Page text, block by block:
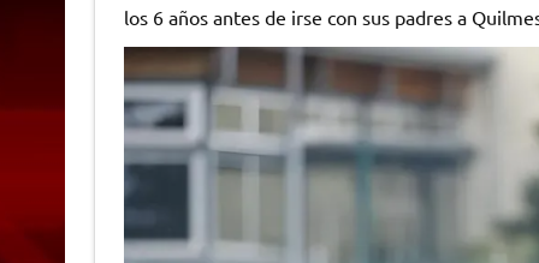
los 6 años antes de irse con sus padres a